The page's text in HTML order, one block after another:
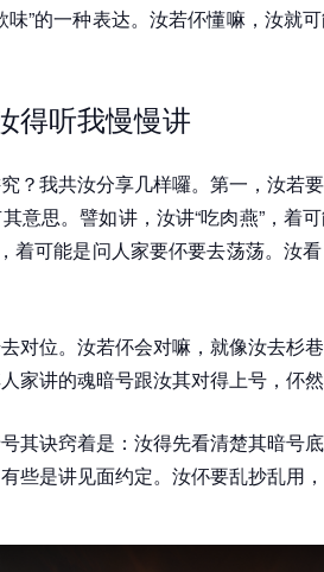
味”的一种表达。汝若伓懂嘛，汝就
得听我慢慢讲
？我共汝分享几样囉。第一，汝若
意思。譬如讲，汝讲“吃肉燕”，着
着可能是问人家要伓要去荡荡。汝
对位。汝若伓会对嘛，就像汝去杉
家讲的魂暗号跟汝其对得上号，伓
其诀窍着是：汝得先看清楚其暗号
些是讲见面约定。汝伓要乱抄乱用